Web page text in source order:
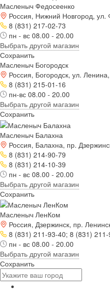
Масленыч Федосеенко
Россия, Нижний Новгород, ул.
8 (831) 217-02-73
пн - вс 08.00 - 20.00
Выбрать другой магазин
Сохранить
Масленыч Богородск
Россия, Богородск, ул.
8 (831) 215-01-16
пн-вс 08.00 - 20.00
Выбрать другой магазин
Сохранить
Масленыч Балахна
Россия, Балахна, пр.
8 (831) 214-90-79
8 (831) 214-10-39
пн - вс 08.00 - 20.00
Выбрать другой магазин
Сохранить
Масленыч ЛенКом
Россия, Дзержинск, пр.
8 (831) 211-93-40; 8 (831)
пн - вс 08.00 - 20.00
Выбрать другой магазин
Сохранить